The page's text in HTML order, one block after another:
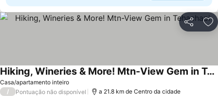
Partilhar
Casa/apartamento inteiro
Hiking, Wineries & More! Mtn-View Gem in Tehachapi
Ver preços
/ Pontuação não disponível a 21.8 km de Centro da cidade